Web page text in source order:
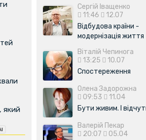
який
Сергій Іващенко
11:46
12.07
Відбудова країни -
модернізація життя
Віталій Чепинога
13:25
10.07
Спостереження
Олена Задорожна
09:53
11.04
Бути живим. І
Валерій Пекар
20:07
05.04